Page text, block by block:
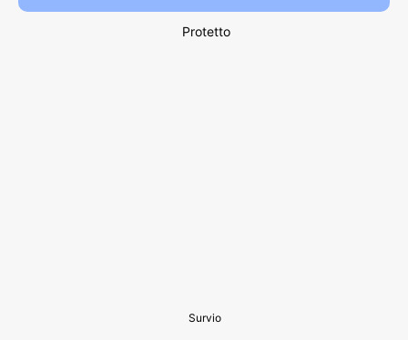
Protetto
Survio